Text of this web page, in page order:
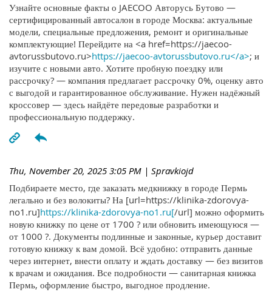
Узнайте основные факты о JAECOO Авторусь Бутово —
сертифицированный автосалон в городе Москва: актуальные
модели, специальные предложения, ремонт и оригинальные
комплектующие! Перейдите на <a href=https://jaecoo-
avtorussbutovo.ru>https://jaecoo-avtorussbutovo.ru</a>; и
изучите с новыми авто. Хотите пробную поездку или
рассрочку? — компания предлагает рассрочку 0%, оценку авто
с выгодой и гарантированное обслуживание. Нужен надёжный
кроссовер — здесь найдёте передовые разработки и
профессиональную поддержку.
Thu, November 20, 2025 3:05 PM | Spravkiojd
Подбираете место, где заказать медкнижку в городе Пермь
легально и без волокиты? На [url=https://klinika-zdorovya-
no1.ru]https://klinika-zdorovya-no1.ru[/url] можно оформить
новую книжку по цене от 1700 ? или обновить имеющуюся —
от 1000 ?. Документы подлинные и законные, курьер доставит
готовую книжку к вам домой. Всё удобно: отправить данные
через интернет, внести оплату и ждать доставку — без визитов
к врачам и ожидания. Все подробности — санитарная книжка
Пермь, оформление быстро, выгодное продление.